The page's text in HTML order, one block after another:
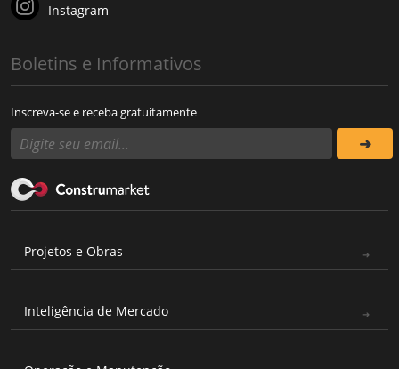
Instagram
Boletins e Informativos
Inscreva-se e receba gratuitamente
Projetos e Obras
Inteligência de Mercado